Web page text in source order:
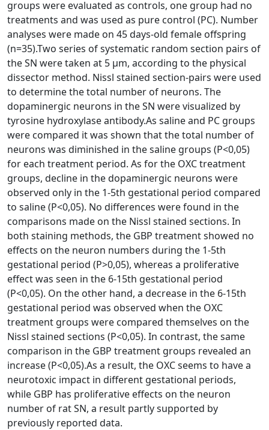
groups were evaluated as controls, one group had no
treatments and was used as pure control (PC). Number
analyses were made on 45 days-old female offspring
(n=35).Two series of systematic random section pairs of
the SN were taken at 5 µm, according to the physical
dissector method. Nissl stained section-pairs were used
to determine the total number of neurons. The
dopaminergic neurons in the SN were visualized by
tyrosine hydroxylase antibody.As saline and PC groups
were compared it was shown that the total number of
neurons was diminished in the saline groups (P<0,05)
for each treatment period. As for the OXC treatment
groups, decline in the dopaminergic neurons were
observed only in the 1-5th gestational period compared
to saline (P<0,05). No differences were found in the
comparisons made on the Nissl stained sections. In
both staining methods, the GBP treatment showed no
effects on the neuron numbers during the 1-5th
gestational period (P>0,05), whereas a proliferative
effect was seen in the 6-15th gestational period
(P<0,05). On the other hand, a decrease in the 6-15th
gestational period was observed when the OXC
treatment groups were compared themselves on the
Nissl stained sections (P<0,05). In contrast, the same
comparison in the GBP treatment groups revealed an
increase (P<0,05).As a result, the OXC seems to have a
neurotoxic impact in different gestational periods,
while GBP has proliferative effects on the neuron
number of rat SN, a result partly supported by
previously reported data.